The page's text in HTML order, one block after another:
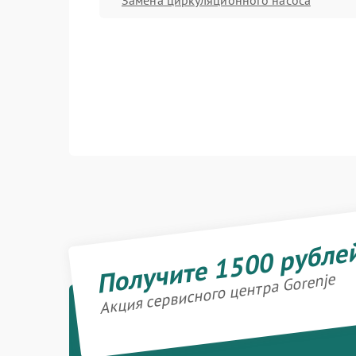
Получите 1500
Акция сервисного центра Gorenje